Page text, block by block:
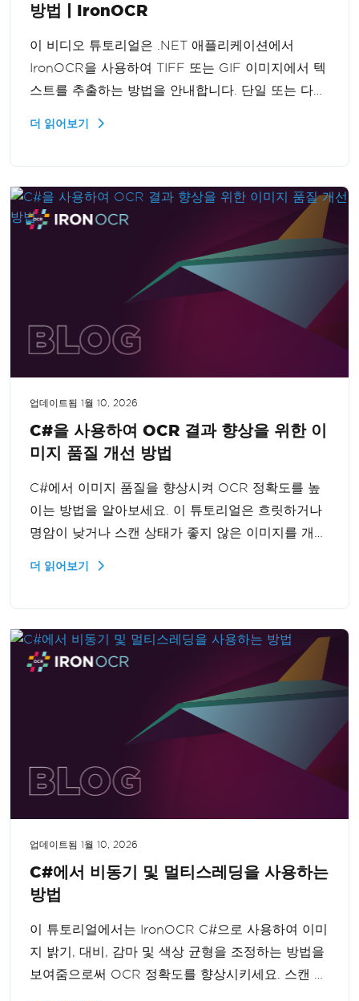
방법 | IronOCR
이 비디오 튜토리얼은 .NET 애플리케이션에서
IronOCR을 사용하여 TIFF 또는 GIF 이미지에서 텍
스트를 추출하는 방법을 안내합니다. 단일 또는 다중
더 읽어보기
업데이트됨 1월 10, 2026
C#을 사용하여 OCR 결과 향상을 위한 이
미지 품질 개선 방법
C#에서 이미지 품질을 향상시켜 OCR 정확도를 높
이는 방법을 알아보세요. 이 튜토리얼은 흐릿하거나
명암이 낮거나 스캔 상태가 좋지 않은 이미지를 개선
더 읽어보기
업데이트됨 1월 10, 2026
C#에서 비동기 및 멀티스레딩을 사용하는
방법
이 튜토리얼에서는 IronOCR C#으로 사용하여 이미
지 밝기, 대비, 감마 및 색상 균형을 조정하는 방법을
보여줌으로써 OCR 정확도를 향상시키세요. 스캔 전